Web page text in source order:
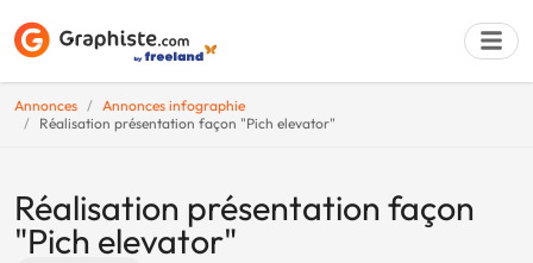
Annonces
Annonces infographie
Réalisation présentation façon "Pich elevator"
Réalisation présentation façon
"Pich elevator"